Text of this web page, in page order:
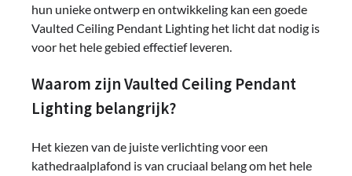
hun unieke ontwerp en ontwikkeling kan een goede
Vaulted Ceiling Pendant Lighting het licht dat nodig is
voor het hele gebied effectief leveren.
Waarom zijn Vaulted Ceiling Pendant
Lighting belangrijk?
Het kiezen van de juiste verlichting voor een
kathedraalplafond is van cruciaal belang om het hele